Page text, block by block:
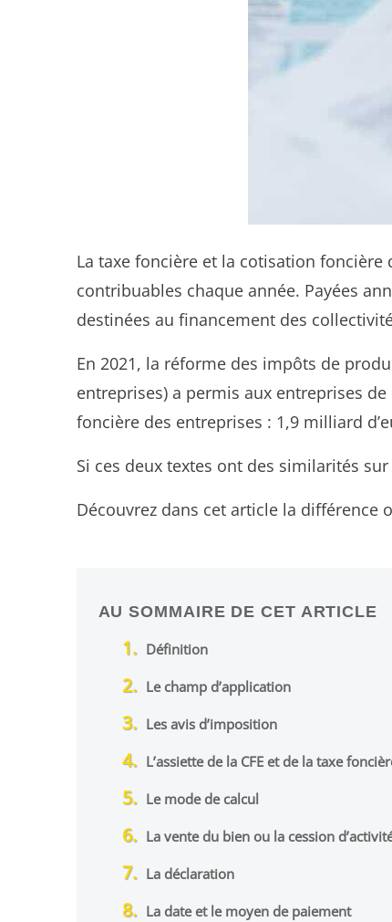
La taxe foncière et la cotisation foncière
contribuables chaque année. Payées
destinées au financement des
En 2021, la réforme des impôts de
entreprises) a permis aux entreprises
foncière des entreprises : 1,9 milliard
Si ces deux textes ont des similarités
Découvrez dans cet article la
AU SOMMAIRE DE CET ARTICLE
Définition
Le champ d’application
Les avis d’imposition
L’assiette de la CFE et de la taxe
Le mode de calcul
La vente du bien ou la cession
La déclaration
La date et le moyen de paiement